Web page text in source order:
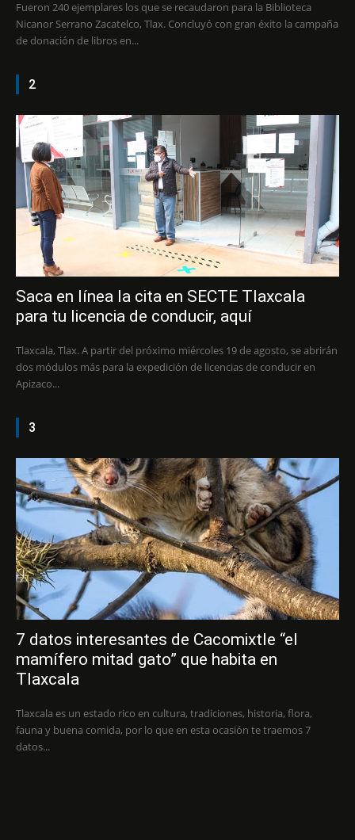
Fueron 240 ejemplares los que se recaudaron para la Biblioteca
Nicanor Serrano Zacatelco, Tlax. Concluyó con gran éxito la campaña
de donación de libros en...
2
Saca en línea la cita en SECTE Tlaxcala
para tu licencia de conducir, aquí
Tlaxcala, Tlax. A partir del próximo miércoles 19 de agosto, se abrirán
dos módulos más para la expedición de licencias de conducir en
Apizaco...
3
7 datos interesantes de Cacomixtle “el
mamífero mitad gato” que habita en
Tlaxcala
Tlaxcala es un estado rico en cultura, tradiciones, historia, flora,
fauna y buena comida, por lo que en esta ocasión te traemos 7
datos...